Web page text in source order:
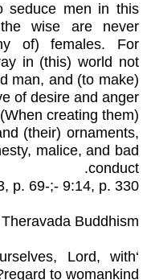
seduce men in this
wise are never
of) females. For
in (this) world not
man, and (to make)
of desire and anger.
(their) ornaments,
malice, and bad
conduct.
p. 69-;- 9:14, p. 330)
Theravada Buddhism
Lord, with
regard to womankind?’